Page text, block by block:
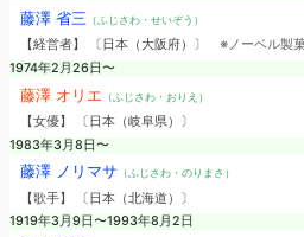
藤澤 省三 （ふじさわ・せいぞう）
【経営者】 〔日本（大阪府）〕 ※ノーベル製
1974年2月26日〜
藤澤 オリエ （ふじさわ・おりえ）
【女優】 〔日本（岐阜県）〕
1983年3月8日〜
藤澤 ノリマサ（ふじさわ・のりまさ）
【歌手】 〔日本（北海道）〕
1919年3月9日〜1993年8月2日